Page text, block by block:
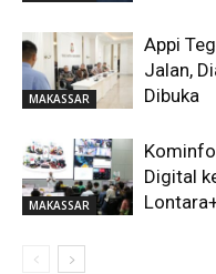
MAKASSAR
Appi
Jalan,
Dibuka
MAKASSAR
Digital